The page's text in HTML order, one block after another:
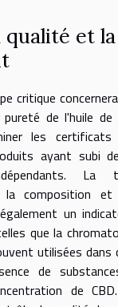
qualité et
critique
de l'huile de
les
ayant subi
La
la composition
un
que la
utilisées dans
de
de